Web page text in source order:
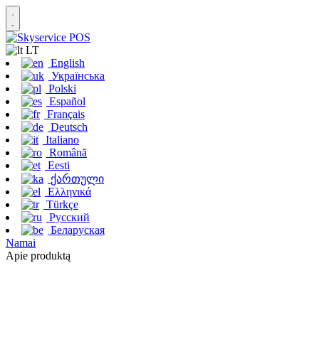
LT
English
Українська
Polski
Español
Français
Deutsch
Italiano
Română
Eesti
ქართული
Ελληνικά
Türkçe
Русский
Беларуская
Namai
Apie produktą